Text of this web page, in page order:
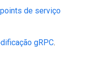
de serviço
gRPC.